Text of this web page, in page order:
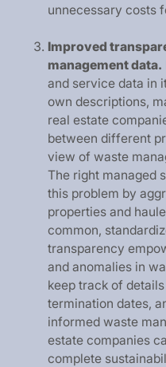
unnecessary costs f
Improved transpar
managementdata.
and service data in i
own descriptions, m
real estate compani
between different pr
view of waste mana
The right managed s
this problem by aggr
properties and haule
common, standardiz
transparency empo
and anomalies in wa
keep track of details
termination dates, a
informed waste man
estate companies ca
complete sustainabil